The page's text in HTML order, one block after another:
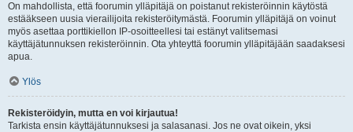
On mahdollista, että foorumin ylläpitäjä on poistanut rekisteröinnin käytöstä
estääkseen uusia vierailijoita rekisteröitymästä. Foorumin ylläpitäjä on voinut
myös asettaa porttikiellon IP-osoitteellesi tai estänyt valitsemasi
käyttäjätunnuksen rekisteröinnin. Ota yhteyttä foorumin ylläpitäjään saadaksesi
apua.
Ylös
Rekisteröidyin, mutta en voi kirjautua!
Tarkista ensin käyttäjätunnuksesi ja salasanasi. Jos ne ovat oikein, yksi